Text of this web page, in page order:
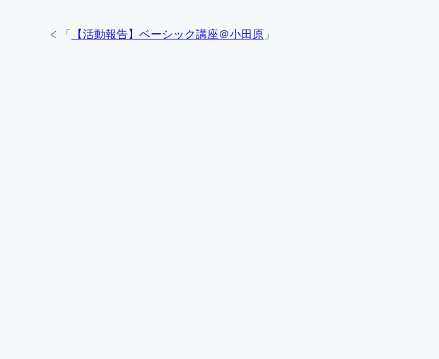
「 【活動報告】ベーシック講座＠小田原 」